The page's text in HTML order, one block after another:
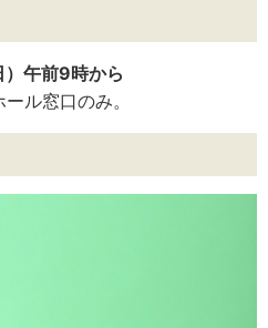
午前9時から
ル窓口のみ。